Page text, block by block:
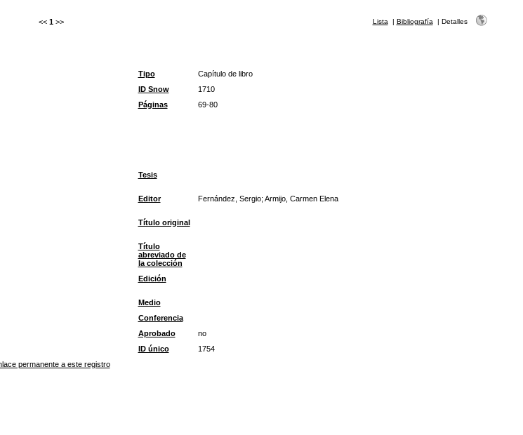
<< 1 >> Lista | Bibliografía | Detalles
Tipo
Capítulo de libro
ID Snow
1710
Páginas
69-80
Tesis
Editor Fernández, Sergio; Armijo, Carmen Elena
Título original
Título
abreviado de
la colección
Edición
Medio
Conferencia
Aprobado
no
ID único
1754
permanente a este registro